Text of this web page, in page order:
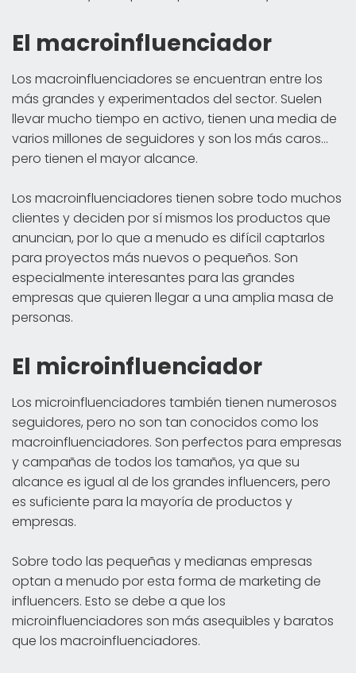
El macroinfluenciador
Los macroinfluenciadores se encuentran entre los
más grandes y experimentados del sector. Suelen
llevar mucho tiempo en activo, tienen una media de
varios millones de seguidores y son los más caros...
pero tienen el mayor alcance.
Los macroinfluenciadores tienen sobre todo muchos
clientes y deciden por sí mismos los productos que
anuncian, por lo que a menudo es difícil captarlos
para proyectos más nuevos o pequeños. Son
especialmente interesantes para las grandes
empresas que quieren llegar a una amplia masa de
personas.
El microinfluenciador
Los microinfluenciadores también tienen numerosos
seguidores, pero no son tan conocidos como los
macroinfluenciadores. Son perfectos para empresas
y campañas de todos los tamaños, ya que su
alcance es igual al de los grandes influencers, pero
es suficiente para la mayoría de productos y
empresas.
Sobre todo las pequeñas y medianas empresas
optan a menudo por esta forma de marketing de
influencers. Esto se debe a que los
microinfluenciadores son más asequibles y baratos
que los macroinfluenciadores.